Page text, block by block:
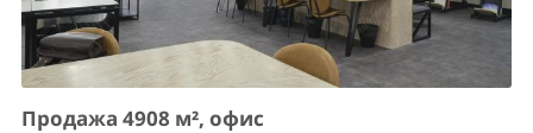
Продажа 4908 м², офис